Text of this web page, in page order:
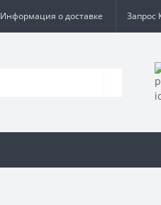
Информация о доставке Запрос